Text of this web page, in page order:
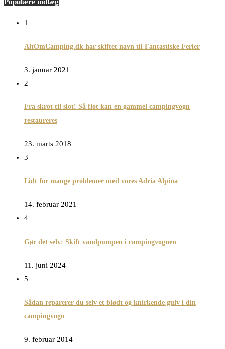
1
AltOmCamping.dk har skiftet navn til Fantastiske Ferier
3. januar 2021
2
Fra skrot til slot! Så flot kan en gammel campingvogn
restaureres
23. marts 2018
3
Lidt for mange problemer med vores Adria Alpina
14. februar 2021
4
Gør det selv: Skift vandpumpen i campingvognen
11. juni 2024
5
Sådan reparerer du selv et blødt og knirkende gulv i din
campingvogn
9. februar 2014